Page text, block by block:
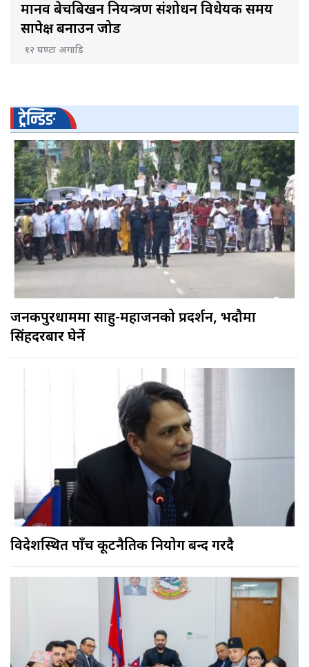
मानव बेचबिखन नियन्त्रण संशोधन विधेयक समय
सापेक्ष बनाउन जोड
१२ घण्टा अगाडि
ट्रेन्डिङ
जनकपुरधाममा साहु-महाजनको प्रदर्शन, भदौमा
सिंहदरबार घेर्ने
विदेशस्थित पाँच कूटनैतिक नियोग बन्द गरिँदै